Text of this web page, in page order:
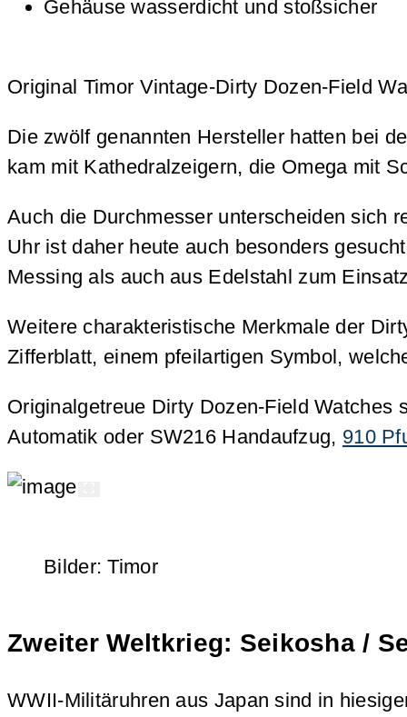
Gehäuse wasserdicht und stoßsicher
Original Timor Vintage-Dirty Dozen-Field
Die zwölf genannten Hersteller hatten bei
kam mit Kathedralzeigern, die Omega mit
Auch die Durchmesser unterscheiden sich
Uhr ist daher heute auch besonders
Messing als auch aus Edelstahl zum
Weitere charakteristische Merkmale der
Zifferblatt, einem pfeilartigen Symbol,
Originalgetreue Dirty Dozen-Field Watches
Automatik oder SW216 Handaufzug, 910
Bilder: Timor
Zweiter Weltkrieg: Seikosha /
WWII-Militäruhren aus Japan sind in